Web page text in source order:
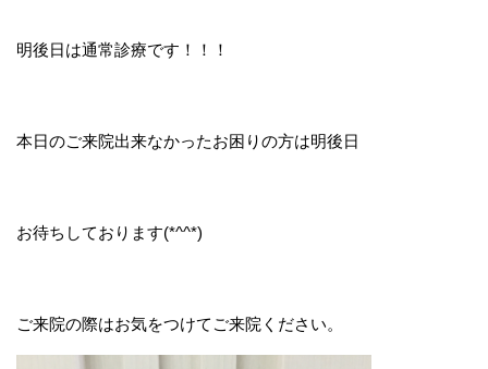
明後日は通常診療です！！！
本日のご来院出来なかったお困りの方は明後日
お待ちしております(*^^*)
ご来院の際はお気をつけてご来院ください。